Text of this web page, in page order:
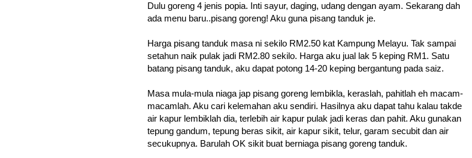
Dulu goreng 4 jenis popia. Inti sayur, daging, udang dengan ayam. Sekarang dah
ada menu baru..pisang goreng! Aku guna pisang tanduk je.
Harga pisang tanduk masa ni sekilo RM2.50 kat Kampung Melayu. Tak sampai
setahun naik pulak jadi RM2.80 sekilo. Harga aku jual lak 5 keping RM1. Satu
batang pisang tanduk, aku dapat potong 14-20 keping bergantung pada saiz.
Masa mula-mula niaga jap pisang goreng lembikla, keraslah, pahitlah eh macam-
macamlah. Aku cari kelemahan aku sendiri. Hasilnya aku dapat tahu kalau takde
air kapur lembiklah dia, terlebih air kapur pulak jadi keras dan pahit. Aku gunakan
tepung gandum, tepung beras sikit, air kapur sikit, telur, garam secubit dan air
secukupnya. Barulah OK sikit buat berniaga pisang goreng tanduk.